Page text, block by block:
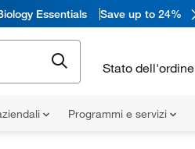
Essentials Save up to 24%
Stato dell'ordine
Programmi e servizi